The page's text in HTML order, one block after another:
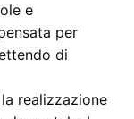
e
per
di
realizzazione